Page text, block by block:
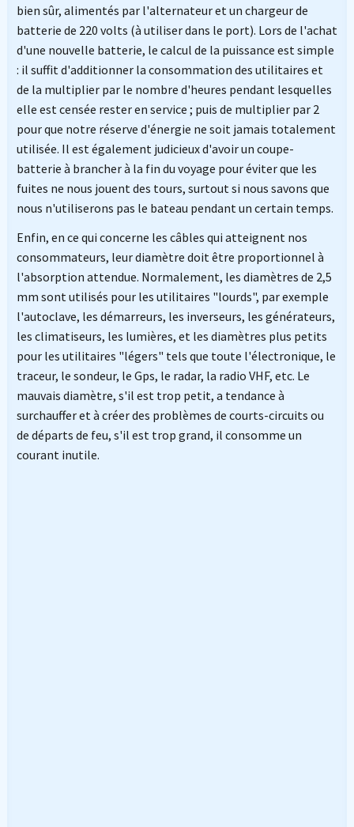
bien sûr, alimentés par l'alternateur et un chargeur de
batterie de 220 volts (à utiliser dans le port). Lors de l'achat
d'une nouvelle batterie, le calcul de la puissance est simple
: il suffit d'additionner la consommation des utilitaires et
de la multiplier par le nombre d'heures pendant lesquelles
elle est censée rester en service ; puis de multiplier par 2
pour que notre réserve d'énergie ne soit jamais totalement
utilisée. Il est également judicieux d'avoir un coupe-
batterie à brancher à la fin du voyage pour éviter que les
fuites ne nous jouent des tours, surtout si nous savons que
nous n'utiliserons pas le bateau pendant un certain temps.
Enfin, en ce qui concerne les câbles qui atteignent nos
consommateurs, leur diamètre doit être proportionnel à
l'absorption attendue. Normalement, les diamètres de 2,5
mm sont utilisés pour les utilitaires "lourds", par exemple
l'autoclave, les démarreurs, les inverseurs, les générateurs,
les climatiseurs, les lumières, et les diamètres plus petits
pour les utilitaires "légers" tels que toute l'électronique, le
traceur, le sondeur, le Gps, le radar, la radio VHF, etc. Le
mauvais diamètre, s'il est trop petit, a tendance à
surchauffer et à créer des problèmes de courts-circuits ou
de départs de feu, s'il est trop grand, il consomme un
courant inutile.